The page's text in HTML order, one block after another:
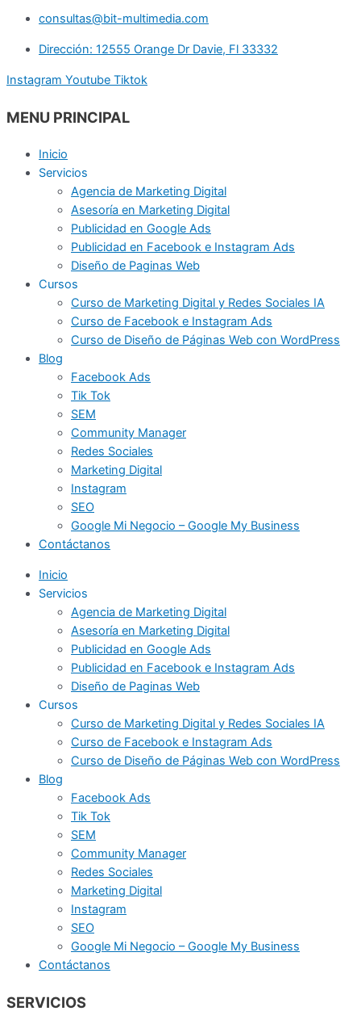
consultas@bit-multimedia.com
Dirección: 12555 Orange Dr Davie, Fl 33332
Instagram Youtube Tiktok
MENU PRINCIPAL
Inicio
Servicios
Agencia de Marketing Digital
Asesoría en Marketing Digital
Publicidad en Google Ads
Publicidad en Facebook e Instagram Ads
Diseño de Paginas Web
Cursos
Curso de Marketing Digital y Redes Sociales IA
Curso de Facebook e Instagram Ads
Curso de Diseño de Páginas Web con WordPress
Blog
Facebook Ads
Tik Tok
SEM
Community Manager
Redes Sociales
Marketing Digital
Instagram
SEO
Google Mi Negocio – Google My Business
Contáctanos
Inicio
Servicios
Agencia de Marketing Digital
Asesoría en Marketing Digital
Publicidad en Google Ads
Publicidad en Facebook e Instagram Ads
Diseño de Paginas Web
Cursos
Curso de Marketing Digital y Redes Sociales IA
Curso de Facebook e Instagram Ads
Curso de Diseño de Páginas Web con WordPress
Blog
Facebook Ads
Tik Tok
SEM
Community Manager
Redes Sociales
Marketing Digital
Instagram
SEO
Google Mi Negocio – Google My Business
Contáctanos
SERVICIOS